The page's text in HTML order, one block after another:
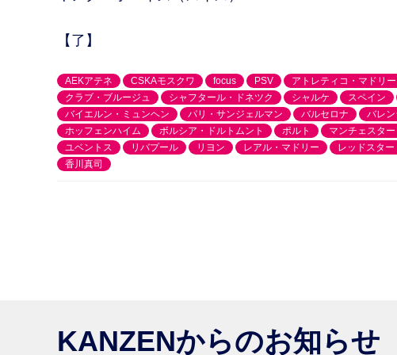
【了】
AEKアテネ CSKAモスクワ focus PSV アトレティコ・マドリー
クラブ・ブルージュ
シャフタール・ドネツク シャルケ スペイン
バイエルン・ミュンヘン
パリ・サンジェルマン バルセロナ バレン
ホッフェンハイム
ボルシア・ドルトムント ポルト マンチェスタ
ユベントス
リバプール リヨン レアル・マドリー レッドスタ
香川真司
KANZENからのお知らせ